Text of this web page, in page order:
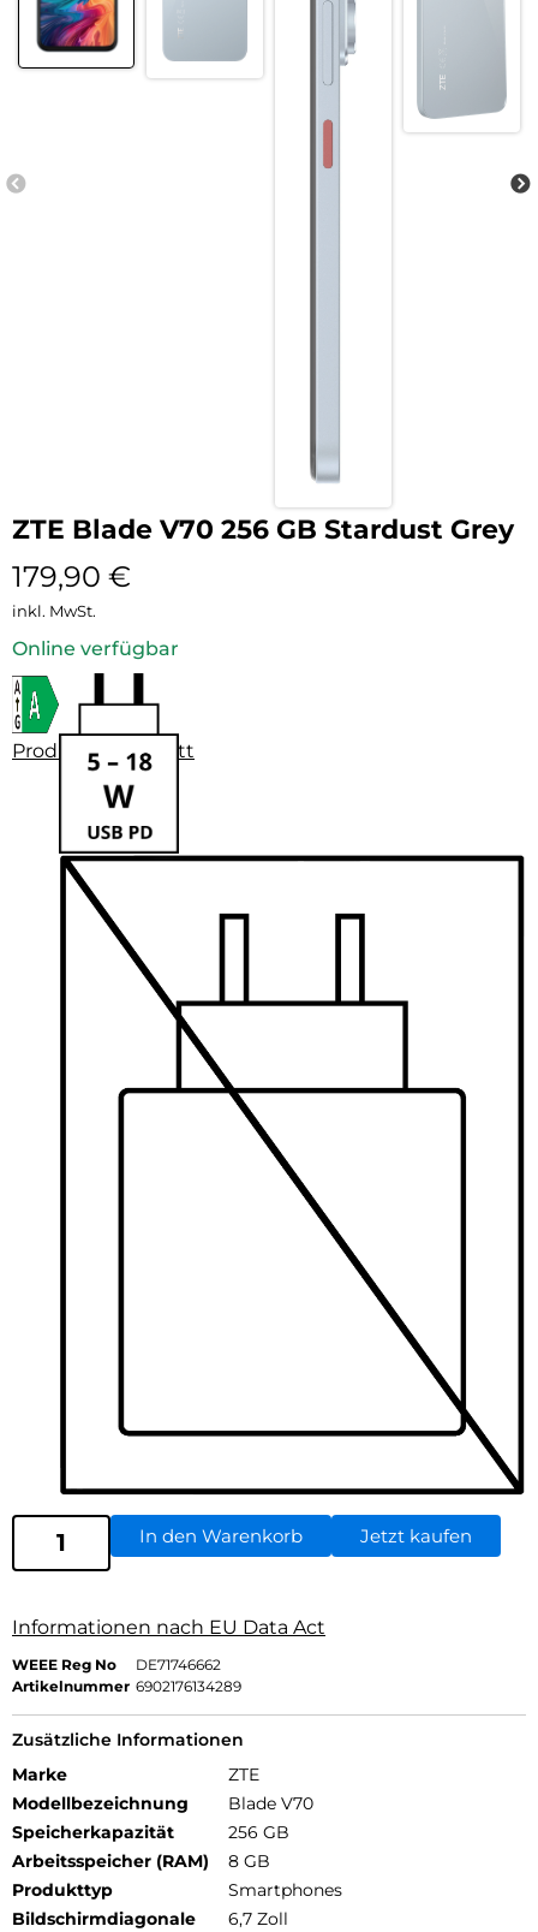
ZTE Blade V70 256 GB Stardust Grey
179,90 €
inkl. MwSt.
Online verfügbar
Produktdatenblatt
In den Warenkorb Jetzt kaufen
Informationen nach EU Data Act
WEEE Reg No
DE71746662
Artikelnummer 6902176134289
Zusätzliche Informationen
Marke
ZTE
Modellbezeichnung
Blade V70
Speicherkapazität
256 GB
Arbeitsspeicher (RAM)
8 GB
Produkttyp
Smartphones
Bildschirmdiagonale
6,7 Zoll